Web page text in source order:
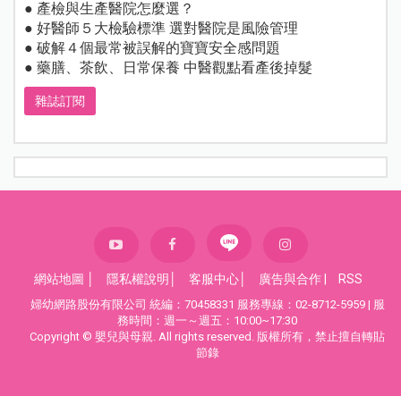
● 產檢與生產醫院怎麼選？
● 好醫師５大檢驗標準 選對醫院是風險管理
● 破解４個最常被誤解的寶寶安全感問題
● 藥膳、茶飲、日常保養 中醫觀點看產後掉髮
雜誌訂閱
網站地圖 隱私權說明 客服中心 廣告與合作 RSS
婦幼網路股份有限公司 統編：70458331 服務專線：02-8712-5959 | 服
務時間：週一～週五：10:00~17:30
Copyright © 嬰兒與母親. All rights reserved. 版權所有，禁止擅自轉貼
節錄